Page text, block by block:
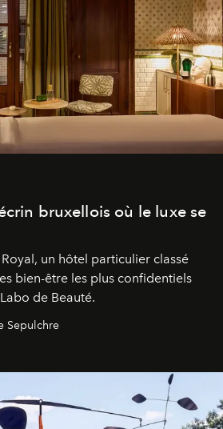
bruxellois où le luxe se
un hôtel particulier classé
bien-être les plus confidentiels
de Beauté.
Sepulchre